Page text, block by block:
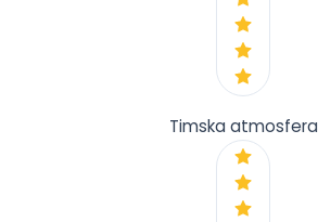
Timska atmosfera